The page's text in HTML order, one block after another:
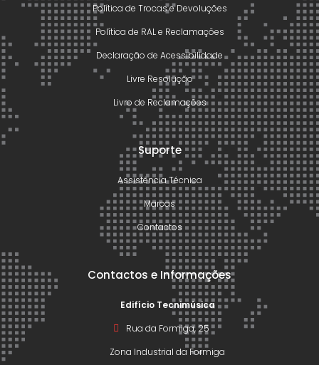
Política de Trocas e Devoluções
Política de RAL e Reclamações
Declaração de Acessibilidade
Livre Resolução
Livro de Reclamações
Suporte
Assistência Técnica
Marcas
Contactos
Contactos e Informações
Edifício Tecnimúsica
Rua da Formiga, 25
Zona Industrial da Formiga